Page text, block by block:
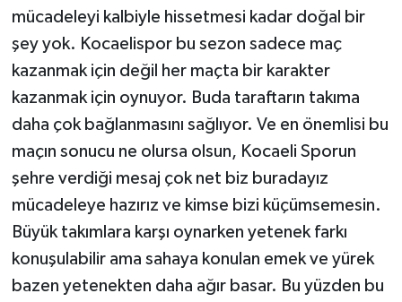
mücadeleyi kalbiyle hissetmesi kadar doğal bir
şey yok. Kocaelispor bu sezon sadece maç
kazanmak için değil her maçta bir karakter
kazanmak için oynuyor. Buda taraftarın takıma
daha çok bağlanmasını sağlıyor. Ve en önemlisi bu
maçın sonucu ne olursa olsun, Kocaeli Sporun
şehre verdiği mesaj çok net biz buradayız
mücadeleye hazırız ve kimse bizi küçümsemesin.
Büyük takımlara karşı oynarken yetenek farkı
konuşulabilir ama sahaya konulan emek ve yürek
bazen yetenekten daha ağır basar. Bu yüzden bu